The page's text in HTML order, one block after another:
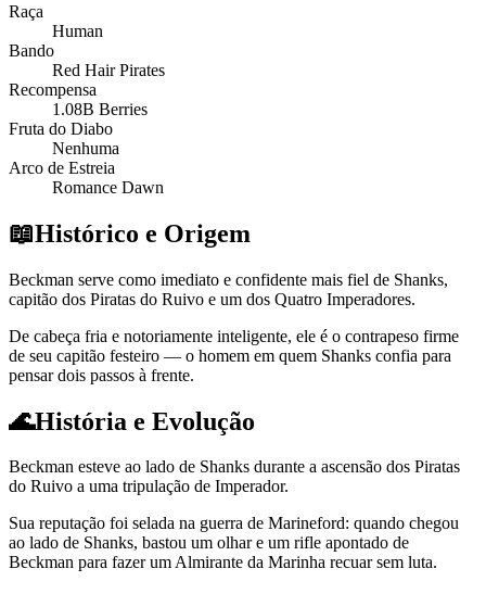
Raça
Human
Bando
Red Hair Pirates
Recompensa
1.08B Berries
Fruta do Diabo
Nenhuma
Arco de Estreia
Romance Dawn
📖Histórico e Origem
Beckman serve como imediato e confidente mais fiel de Shanks,
capitão dos Piratas do Ruivo e um dos Quatro Imperadores.
De cabeça fria e notoriamente inteligente, ele é o contrapeso firme
de seu capitão festeiro — o homem em quem Shanks confia para
pensar dois passos à frente.
🌊História e Evolução
Beckman esteve ao lado de Shanks durante a ascensão dos Piratas
do Ruivo a uma tripulação de Imperador.
Sua reputação foi selada na guerra de Marineford: quando chegou
ao lado de Shanks, bastou um olhar e um rifle apontado de
Beckman para fazer um Almirante da Marinha recuar sem luta.